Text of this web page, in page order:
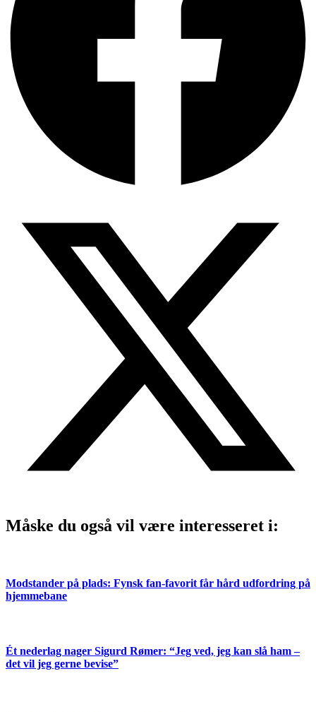
Måske du også vil være interesseret i:
Modstander på plads: Fynsk fan-favorit får hård udfordring på
hjemmebane
Ét nederlag nager Sigurd Rømer: “Jeg ved, jeg kan slå ham –
det vil jeg gerne bevise”